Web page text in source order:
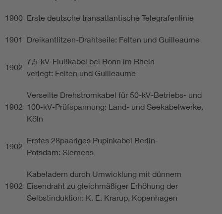
1900 Erste deutsche transatlantische Telegrafenlinie
1901 Dreikantlitzen-Drahtseile: Felten und Guilleaume
1902
7,5-kV-Flußkabel bei Bonn im Rhein
verlegt: Felten und Guilleaume
1902
Verseilte Drehstromkabel für 50-kV-Betriebs- und
100-kV-Prüfspannung: Land- und Seekabelwerke,
Köln
1902
Erstes 28paariges Pupinkabel Berlin-
Potsdam: Siemens
1902
Kabeladern durch Umwicklung mit dünnem
Eisendraht zu gleichmäßiger Erhöhung der
Selbstinduktion: K. E. Krarup, Kopenhagen